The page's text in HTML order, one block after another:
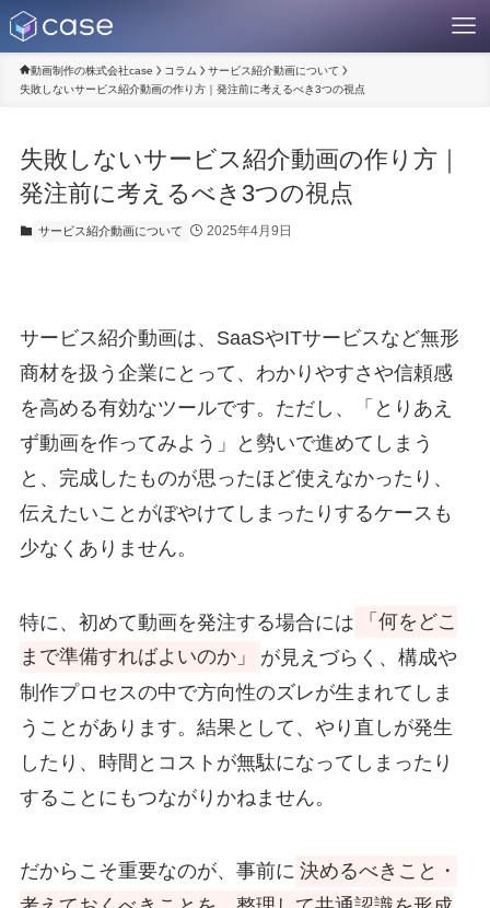
動画制作の株式会社case コラム
サービス紹介動画について
失敗しないサービス紹介動画の作り方｜発注前に考えるべき3つの視点
失敗しないサービス紹介動画の作り方｜
発注前に考えるべき3つの視点
サービス紹介動画について 2025年4月9日
サービス紹介動画は、SaaSやITサービスなど無形
商材を扱う企業にとって、わかりやすさや信頼感
を高める有効なツールです。ただし、「とりあえ
ず動画を作ってみよう」と勢いで進めてしまう
と、完成したものが思ったほど使えなかったり、
伝えたいことがぼやけてしまったりするケースも
少なくありません。
特に、初めて動画を発注する場合には
「何をどこ
まで準備すればよいのか」
が見えづらく、構成や
制作プロセスの中で方向性のズレが生まれてしま
うことがあります。結果として、やり直しが発生
したり、時間とコストが無駄になってしまったり
することにもつながりかねません。
だからこそ重要なのが、事前に 決めるべきこと・